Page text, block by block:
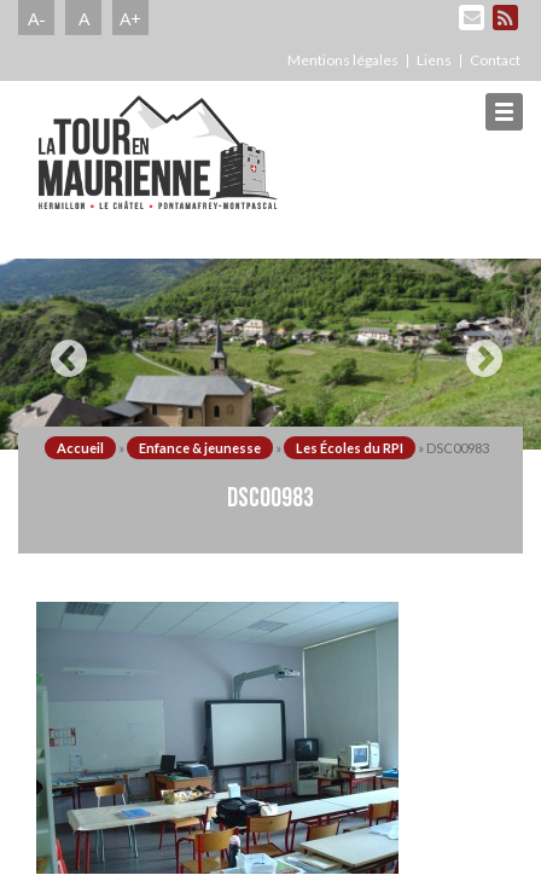
A- A A+
Mentions légales Liens Contact
Accueil » Enfance & jeunesse » Les Écoles du RPI » DSC00983
DSC00983